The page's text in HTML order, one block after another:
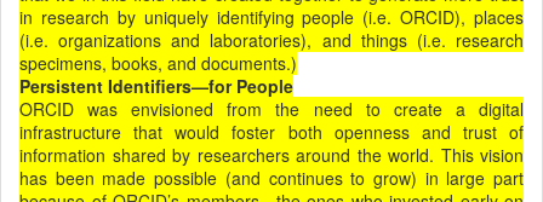
in research by uniquely identifying people (i.e. ORCID), places
(i.e. organizations and laboratories), and things (i.e. research
specimens, books, and documents.)
Persistent Identifiers—for People
ORCID was envisioned from the need to create a digital
infrastructure that would foster both openness and trust of
information shared by researchers around the world. This vision
has been made possible (and continues to grow) in large part